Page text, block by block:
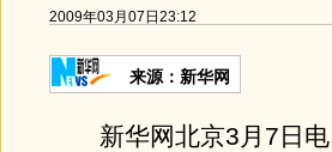
2009年03月07日23:12
来源：新华网
新华网北京3月7日电